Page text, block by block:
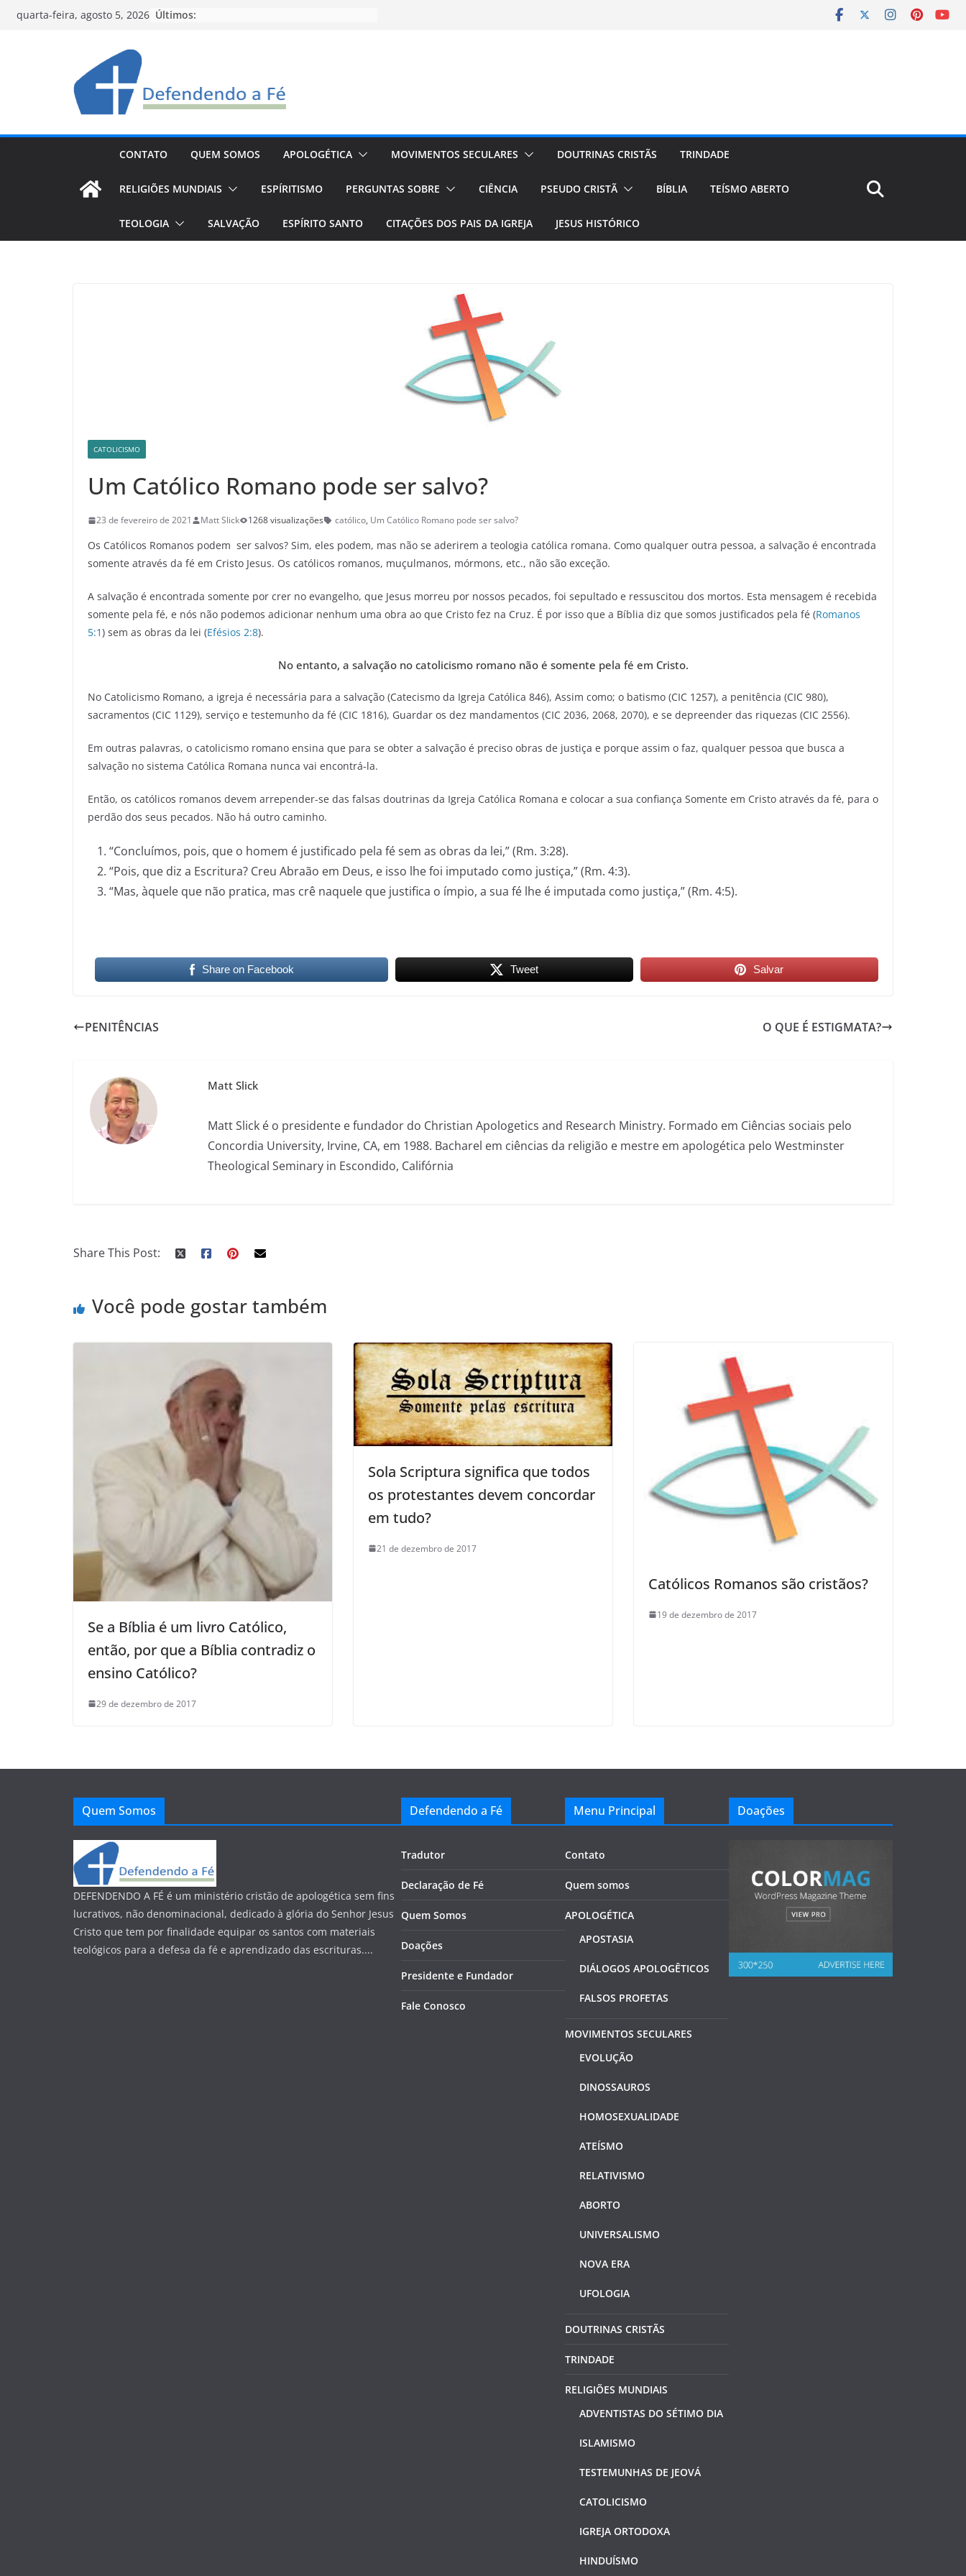
Pularquarta-feira, agosto 5, 2026 Últimos:
CONTATO QUEM SOMOS APOLOGÉTICA MOVIMENTOS SECULARES DOUTRINAS CRISTÃS TRINDADE
RELIGIÕES MUNDIAIS ESPÍRITISMO PERGUNTAS SOBRE CIÊNCIA PSEUDO CRISTÃ BÍBLIA TEÍSMO ABERTO
TEOLOGIA SALVAÇÃO ESPÍRITO SANTO CITAÇÕES DOS PAIS DA IGREJA JESUS HISTÓRICO
CATOLICISMO
Um Católico Romano pode ser salvo?
23 de fevereiro de 2021 Matt Slick 1268 visualizações católico, Um Católico Romano pode ser salvo?
Os Católicos Romanos podem ser salvos? Sim, eles podem, mas não se aderirem a teologia católica romana. Como qualquer outra pessoa, a salvação é encontrada
somente através da fé em Cristo Jesus. Os católicos romanos, muçulmanos, mórmons, etc., não são exceção.
A salvação é encontrada somente por crer no evangelho, que Jesus morreu por nossos pecados, foi sepultado e ressuscitou dos mortos. Esta mensagem é recebida
somente pela fé, e nós não podemos adicionar nenhum uma obra ao que Cristo fez na Cruz. É por isso que a Bíblia diz que somos justificados pela fé (Romanos
5:1) sem as obras da lei (Efésios 2:8).
No entanto, a salvação no catolicismo romano não é somente pela fé em Cristo.
No Catolicismo Romano, a igreja é necessária para a salvação (Catecismo da Igreja Católica 846), Assim como; o batismo (CIC 1257), a penitência (CIC 980),
sacramentos (CIC 1129), serviço e testemunho da fé (CIC 1816), Guardar os dez mandamentos (CIC 2036, 2068, 2070), e se depreender das riquezas (CIC 2556).
Em outras palavras, o catolicismo romano ensina que para se obter a salvação é preciso obras de justiça e porque assim o faz, qualquer pessoa que busca a
salvação no sistema Católica Romana nunca vai encontrá-la.
Então, os católicos romanos devem arrepender-se das falsas doutrinas da Igreja Católica Romana e colocar a sua confiança Somente em Cristo através da fé, para o
perdão dos seus pecados. Não há outro caminho.
“Concluímos, pois, que o homem é justificado pela fé sem as obras da lei,” (Rm. 3:28).
“Pois, que diz a Escritura? Creu Abraão em Deus, e isso lhe foi imputado como justiça,” (Rm. 4:3).
“Mas, àquele que não pratica, mas crê naquele que justifica o ímpio, a sua fé lhe é imputada como justiça,” (Rm. 4:5).
Share on Facebook Tweet Salvar
PENITÊNCIAS O QUE É ESTIGMATA?
Matt Slick
Matt Slick é o presidente e fundador do Christian Apologetics and Research Ministry. Formado em Ciências sociais pelo
Concordia University, Irvine, CA, em 1988. Bacharel em ciências da religião e mestre em apologética pelo Westminster
Theological Seminary in Escondido, Califórnia
Share This Post:
Você pode gostar também
Se a Bíblia é um livro Católico,
então, por que a Bíblia contradiz o
ensino Católico?
29 de dezembro de 2017
Sola Scriptura significa que todos
os protestantes devem concordar
em tudo?
21 de dezembro de 2017
Católicos Romanos são cristãos?
19 de dezembro de 2017
Quem Somos
DEFENDENDO A FÉ é um ministério cristão de apologética sem fins
lucrativos, não denominacional, dedicado à glória do Senhor Jesus
Cristo que tem por finalidade equipar os santos com materiais
teológicos para a defesa da fé e aprendizado das escrituras....
Defendendo a Fé
Tradutor
Declaração de Fé
Quem Somos
Doações
Presidente e Fundador
Fale Conosco
Menu Principal
Contato
Quem somos
APOLOGÉTICA
APOSTASIA
DIÁLOGOS APOLOGÊTICOS
FALSOS PROFETAS
MOVIMENTOS SECULARES
EVOLUÇÃO
DINOSSAUROS
HOMOSEXUALIDADE
ATEÍSMO
RELATIVISMO
ABORTO
UNIVERSALISMO
NOVA ERA
UFOLOGIA
DOUTRINAS CRISTÃS
TRINDADE
RELIGIÕES MUNDIAIS
ADVENTISTAS DO SÉTIMO DIA
ISLAMISMO
TESTEMUNHAS DE JEOVÁ
CATOLICISMO
IGREJA ORTODOXA
HINDUÍSMO
Doações